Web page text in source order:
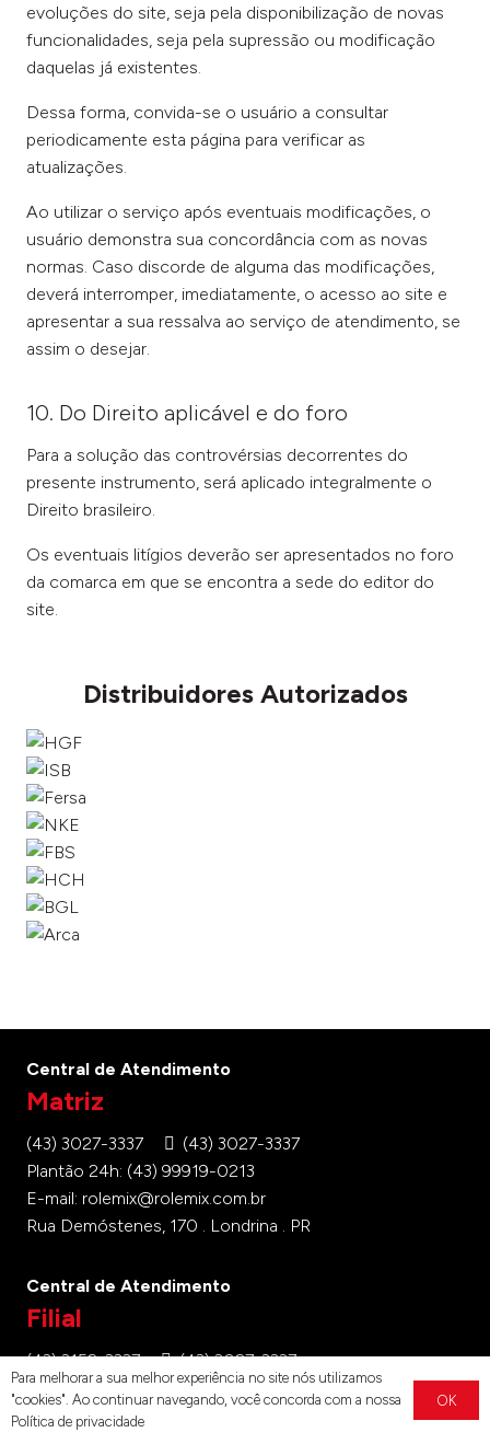
evoluções do site, seja pela disponibilização de novas
funcionalidades, seja pela supressão ou modificação
daquelas já existentes.
Dessa forma, convida-se o usuário a consultar
periodicamente esta página para verificar as
atualizações.
Ao utilizar o serviço após eventuais modificações, o
usuário demonstra sua concordância com as novas
normas. Caso discorde de alguma das modificações,
deverá interromper, imediatamente, o acesso ao site e
apresentar a sua ressalva ao serviço de atendimento, se
assim o desejar.
10. Do Direito aplicável e do foro
Para a solução das controvérsias decorrentes do
presente instrumento, será aplicado integralmente o
Direito brasileiro.
Os eventuais litígios deverão ser apresentados no foro
da comarca em que se encontra a sede do editor do
site.
Distribuidores Autorizados
Central de Atendimento
Matriz
(43) 3027-3337
(43) 3027-3337
Plantão 24h: (43) 99919-0213
E-mail: rolemix@rolemix.com.br
Rua Demóstenes, 170 . Londrina . PR
Central de Atendimento
Filial
(43) 3152-3337
(43) 3027-3337
E-mail: arapongas@rolemix.com.br
Rua Condor, 236 . Arapongas . PR
Para melhorar a sua melhor experiência no site nós utilizamos
"cookies". Ao continuar navegando, você concorda com a nossa
Política de privacidade
OK